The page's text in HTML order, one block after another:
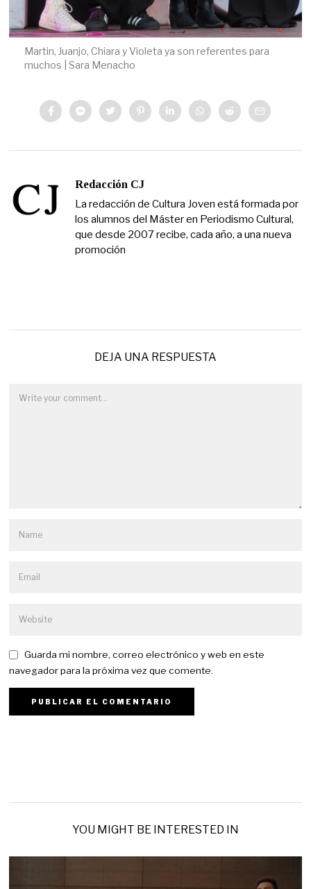
Martin, Juanjo, Chiara y Violeta ya son referentes para
muchos | Sara Menacho
Redacción CJ
La redacción de Cultura Joven está formada por
los alumnos del Máster en Periodismo Cultural,
que desde 2007 recibe, cada año, a una nueva
promoción
DEJA UNA RESPUESTA
Guarda mi nombre, correo electrónico y web en este
navegador para la próxima vez que comente.
YOU MIGHT BE INTERESTED IN